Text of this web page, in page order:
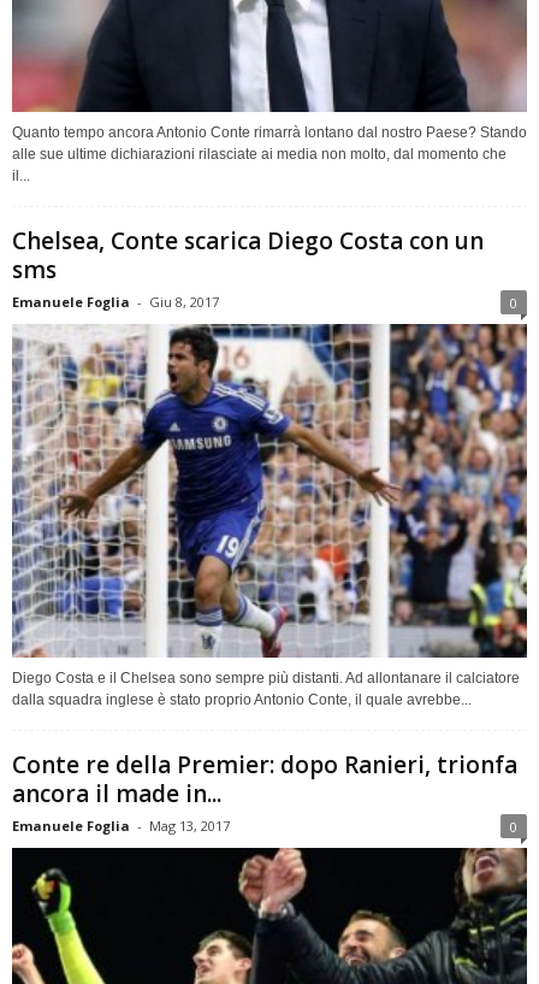
Quanto tempo ancora Antonio Conte rimarrà lontano dal nostro Paese? Stando
alle sue ultime dichiarazioni rilasciate ai media non molto, dal momento che
il...
Chelsea, Conte scarica Diego Costa con un
sms
Emanuele Foglia - Giu 8, 2017 0
Diego Costa e il Chelsea sono sempre più distanti. Ad allontanare il calciatore
dalla squadra inglese è stato proprio Antonio Conte, il quale avrebbe...
Conte re della Premier: dopo Ranieri, trionfa
ancora il made in...
Emanuele Foglia - Mag 13, 2017 0